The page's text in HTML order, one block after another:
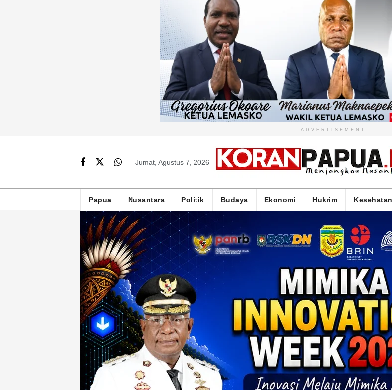
ADVERTISEMENT
Jumat, Agustus 7, 2026
Papua Nusantara Politik Budaya Ekonomi Hukrim Kesehatan